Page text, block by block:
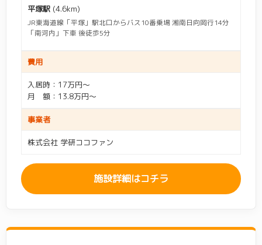
平塚駅 (4.6km)
JR東海道線「平塚」駅北口からバス10番乗場 湘南日向岡行14分
「南河内」下車 後徒歩5分
費用
入居時：17万円～
月 額：13.8万円～
事業者
株式会社 学研ココファン
施設詳細はコチラ